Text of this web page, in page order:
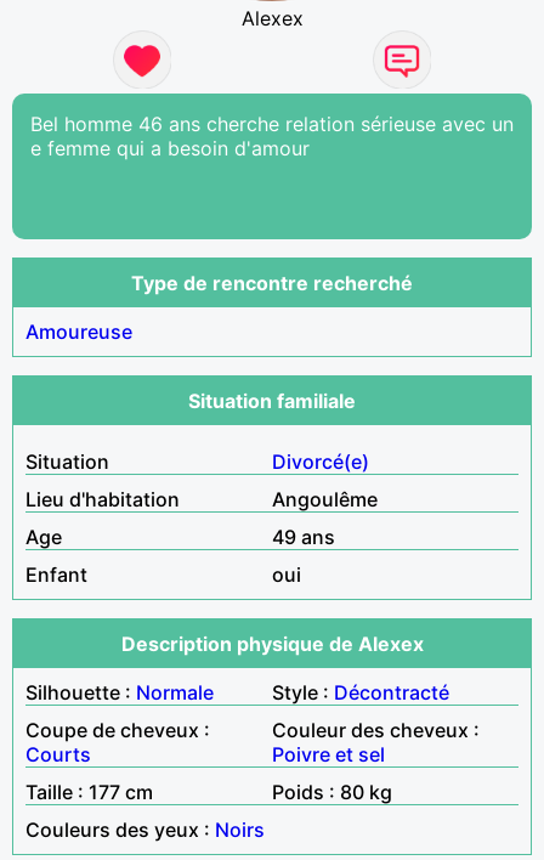
Alexex
Bel homme 46 ans cherche relation sérieuse avec un
e femme qui a besoin d'amour
Type de rencontre recherché
Amoureuse
Situation familiale
Situation
Divorcé(e)
Lieu d'habitation
Angoulême
Age
49 ans
Enfant
oui
Description physique de Alexex
Silhouette : Normale Style : Décontracté
Coupe de cheveux :
Courts
Couleur des cheveux :
Poivre et sel
Taille : 177 cm
Poids : 80 kg
Couleurs des yeux : Noirs